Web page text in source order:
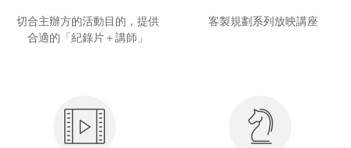
切合主辦方的活動目的，提供
合適的「紀錄片＋講師」
客製規劃系列放映講座